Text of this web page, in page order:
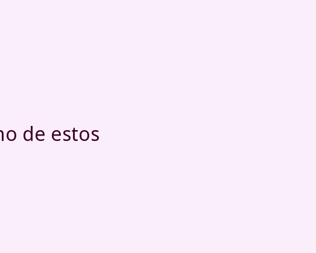
de estos